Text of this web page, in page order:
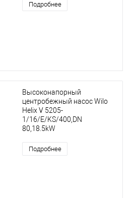
Подробнее
Высоконапорный
центробежный насос Wilo
Helix V 5205-
1/16/E/KS/400,DN
80,18.5kW
Подробнее